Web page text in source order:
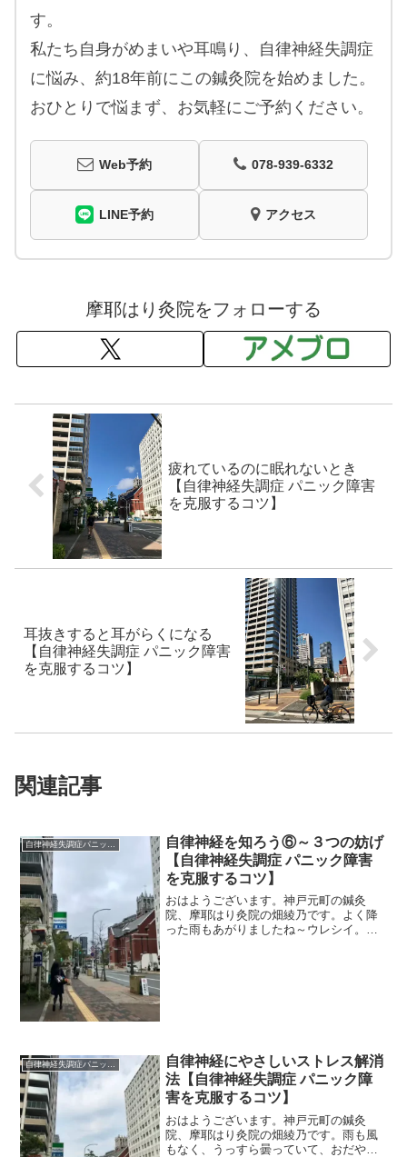
す。
私たち自身がめまいや耳鳴り、自律神経失調症
に悩み、約18年前にこの鍼灸院を始めました。
おひとりで悩まず、お気軽にご予約ください。
Web予約 078-939-6332
LINE予約 アクセス
摩耶はり灸院をフォローする
疲れているのに眠れないとき
【自律神経失調症 パニック障害
を克服するコツ】
耳抜きすると耳がらくになる
【自律神経失調症 パニック障害
を克服するコツ】
関連記事
自律神経を知ろう⑥～３つの妨げ
【自律神経失調症 パニック障害
を克服するコツ】
おはようございます。神戸元町の鍼灸
院、摩耶はり灸院の畑綾乃です。よく降
った雨もあがりましたね～ウレシイ。
自律神経にやさしいストレス解消
法【自律神経失調症 パニック障
害を克服するコツ】
おはようございます。神戸元町の鍼灸
院、摩耶はり灸院の畑綾乃です。雨も風
もなく、うっすら曇っていて、おだやか